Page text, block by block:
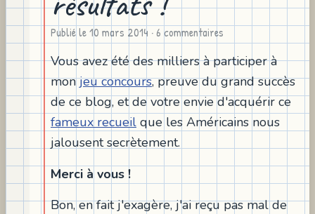
Publié le10 mars 2014 · 6 commentaires
Vous avez été des milliers à participer à
monjeu concours, preuve du grand succès
de ce blog, et de votre envie d'acquérir ce
fameux recueil que les Américains nous
jalousent secrètement.
Merci à vous !
Bon, en fait j'exagère, j'ai reçu pas mal de